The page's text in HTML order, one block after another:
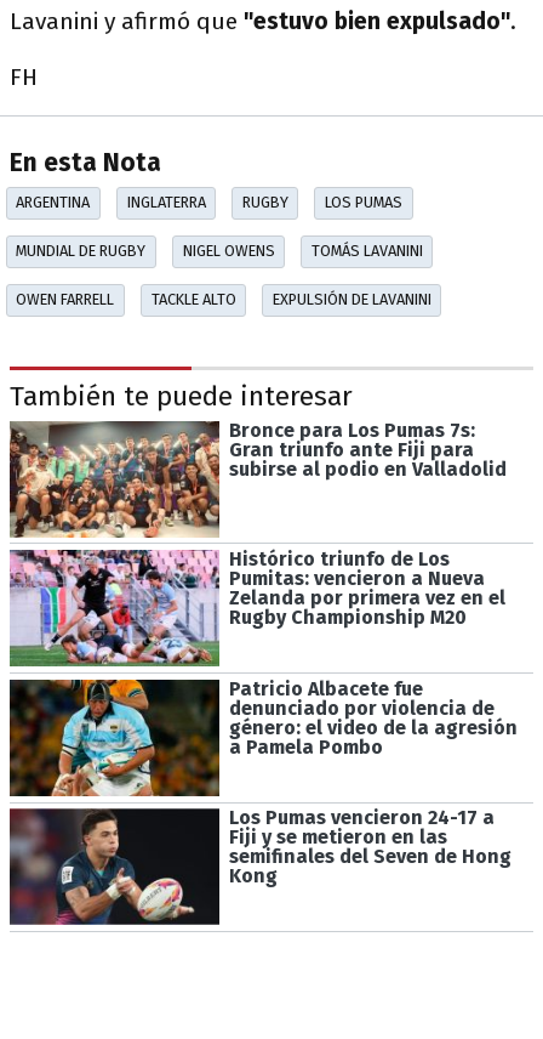
Lavanini y afirmó que "estuvo bien expulsado".
FH
En esta Nota
ARGENTINA INGLATERRA RUGBY LOS PUMAS
MUNDIAL DE RUGBY NIGEL OWENS TOMÁS LAVANINI
OWEN FARRELL TACKLE ALTO EXPULSIÓN DE LAVANINI
También te puede interesar
Bronce para Los Pumas 7s:
Gran triunfo ante Fiji para
subirse al podio en Valladolid
Histórico triunfo de Los
Pumitas: vencieron a Nueva
Zelanda por primera vez en el
Rugby Championship M20
Patricio Albacete fue
denunciado por violencia de
género: el video de la agresión
a Pamela Pombo
Los Pumas vencieron 24-17 a
Fiji y se metieron en las
semifinales del Seven de Hong
Kong